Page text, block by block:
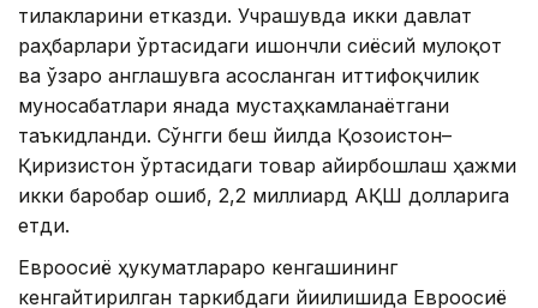
тилакларини етказди. Учрашувда икки давлат
раҳбарлари ўртасидаги ишончли сиёсий мулоқот
ва ўзаро англашувга асосланган иттифоқчилик
муносабатлари янада мустаҳкамланаётгани
таъкидланди. Сўнгги беш йилда Қозоғистон–
Қирғизистон ўртасидаги товар айирбошлаш ҳажми
икки баробар ошиб, 2,2 миллиард АҚШ долларига
етди.
Евроосиё ҳукуматлараро кенгашининг
кенгайтирилган таркибдаги йиғилишида Евроосиё